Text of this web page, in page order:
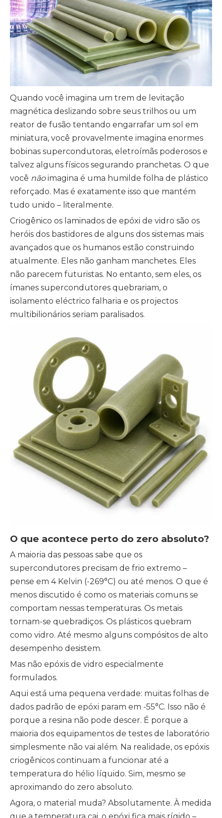
Quando você imagina um trem de levitação
magnética deslizando sobre seus trilhos ou um
reator de fusão tentando engarrafar um sol em
miniatura, você provavelmente imagina enormes
bobinas supercondutoras, eletroímãs poderosos e
talvez alguns físicos segurando pranchetas. O que
você nãoimagina é uma humilde folha de plástico
reforçado. Mas é exatamente isso que mantém
tudo unido – literalmente.
Criogênico os laminados de epóxi de vidro são os
heróis dos bastidores de alguns dos sistemas mais
avançados que os humanos estão construindo
atualmente. Eles não ganham manchetes. Eles
não parecem futuristas. No entanto, sem eles, os
ímanes supercondutores quebrariam, o
isolamento eléctrico falharia e os projectos
multibilionários seriam paralisados.
O que acontece perto do zero absoluto?
A maioria das pessoas sabe que os
supercondutores precisam de frio extremo –
pense em 4 Kelvin (-269°C) ou até menos. O que é
menos discutido é como os materiais comuns se
comportam nessas temperaturas. Os metais
tornam-se quebradiços. Os plásticos quebram
como vidro. Até mesmo alguns compósitos de alto
desempenho desistem.
Mas não epóxis de vidro especialmente
formulados.
Aqui está uma pequena verdade: muitas folhas de
dados padrão de epóxi param em -55°C. Isso não é
porque a resina não pode descer. É porque a
maioria dos equipamentos de testes de laboratório
simplesmente não vai além. Na realidade, os epóxis
criogênicos continuam a funcionar até a
temperatura do hélio líquido. Sim, mesmo se
aproximando do zero absoluto.
Agora, o material muda? Absolutamente. À medida